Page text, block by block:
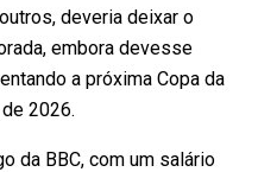
deveria deixar o
embora devesse
a próxima Copa da
2026.
da BBC, com um salário